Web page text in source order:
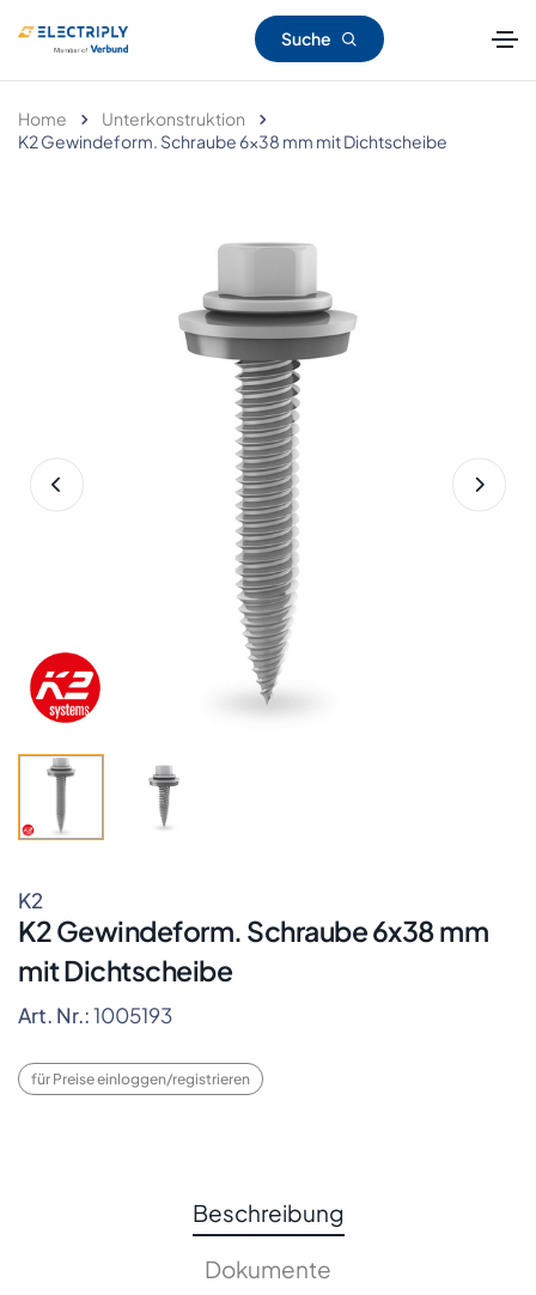
Suche
Home
Unterkonstruktion
K2 Gewindeform. Schraube 6x38 mm mit Dichtscheibe
K2
K2 Gewindeform. Schraube 6x38 mm
mit Dichtscheibe
Art. Nr.:1005193
für Preise einloggen/registrieren
Beschreibung
Dokumente